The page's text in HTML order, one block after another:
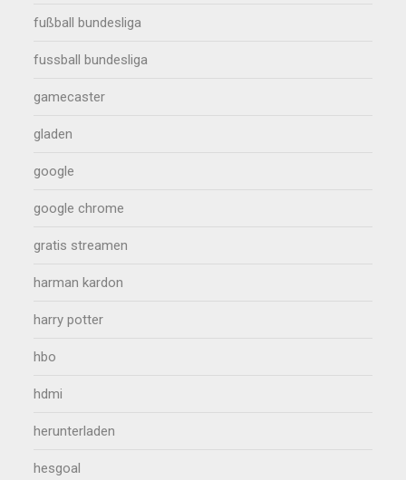
fußball bundesliga
fussball bundesliga
gamecaster
gladen
google
google chrome
gratis streamen
harman kardon
harry potter
hbo
hdmi
herunterladen
hesgoal